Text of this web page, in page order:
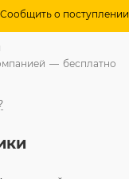
Сообщить о поступлении
— бесплатно